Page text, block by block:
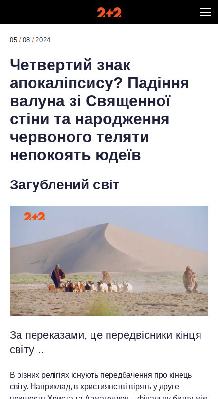
05 08 2024
Четвертий знак
апокаліпсису? Падіння
валуна зі Священної
стіни та народження
червоного теляти
непокоять юдеїв
Загублений світ
За переказами, це передвісники кінця
світу…
В різних релігіях існують передбачення про кінець
світу. Наприклад, в християнстві вірять у друге